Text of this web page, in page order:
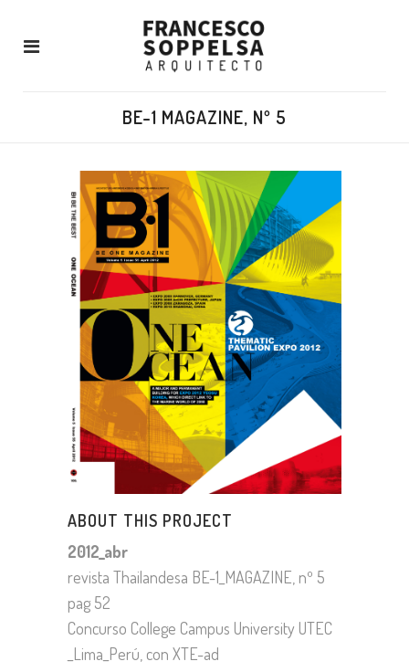
BE-1 MAGAZINE, Nº 5
ABOUT THIS PROJECT
2012_abr
revista Thailandesa BE-1_MAGAZINE, nº 5
pag 52
Concurso College Campus University UTEC
_Lima_Perú, con XTE-ad